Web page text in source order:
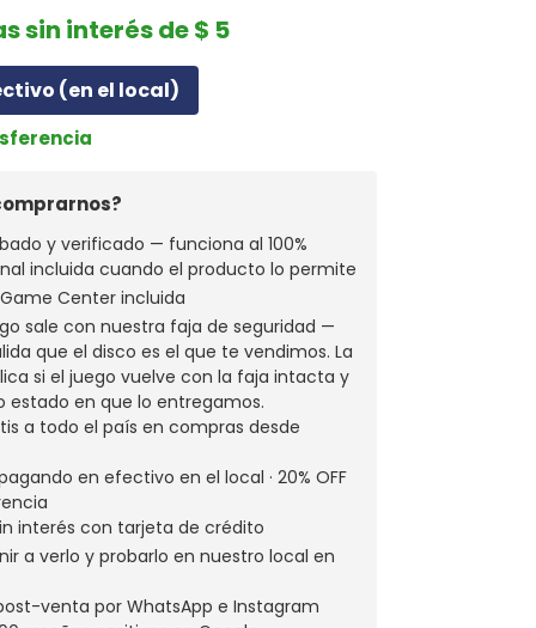
sin interés de $ 5
(en el local)
y verificado — funciona al 100%
incluida cuando el producto lo permite
Center incluida
sale con nuestra faja de seguridad —
que el disco es el que te vendimos. La
si el juego vuelve con la faja intacta y
estado en que lo entregamos.
a todo el país en compras desde
en efectivo en el local · 20% OFF
interés con tarjeta de crédito
a verlo y probarlo en nuestro local en
venta por WhatsApp e Instagram